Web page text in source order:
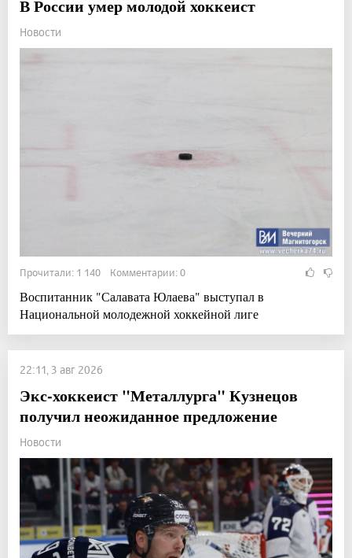
В России умер молодой хоккеист
Новости
Прочитали: 1 140 Комментарии: 0
Воспитанник "Салавата Юлаева" выступал в
Национальной молодежной хоккейной лиге
22:11, 3 авг 2026
Экс-хоккеист "Металлурга" Кузнецов
получил неожиданное предложение
Новости